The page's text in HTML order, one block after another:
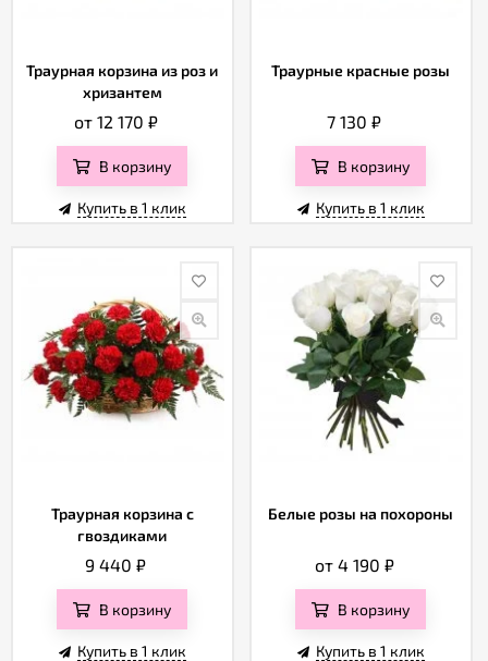
Траурная корзина из роз и
хризантем
от 12 170 ₽
В корзину
Купить в 1 клик
Траурные красные розы
7 130₽
В корзину
Купить в 1 клик
Траурная корзина с
гвоздиками
9 440₽
В корзину
Купить в 1 клик
Белые розы на похороны
от 4 190 ₽
В корзину
Купить в 1 клик